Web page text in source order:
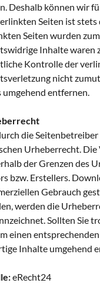
Deshalb können wir
Seiten ist
Seiten wurden
Inhalte waren
Kontrolle der
nicht
umgehend entfernen.
die
Urheberrecht.
der Grenzen des
bzw. Erstellers.
Gebrauch
werden die
Sollten Sie
einen
Inhalte umgehend
eRecht24